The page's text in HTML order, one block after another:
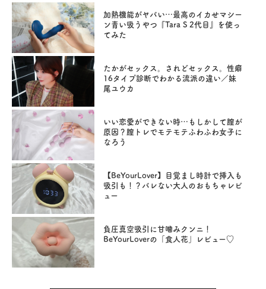
加熱機能がヤバい…最高のイカせマシー
ン青い吸うやつ『Tara S 2代目』を使っ
てみた
たかがセックス。されどセックス。性癖
16タイプ診断でわかる流派の違い／妹
尾ユウカ
いい恋愛ができない時…もしかして膣が
原因？膣トレでモテモテふわふわ女子に
なろう
【BeYourLover】目覚まし時計で挿入も
吸引も！？バレない大人のおもちゃレビ
ュー
負圧真空吸引に甘噛みクンニ！
BeYourLoverの「食人花」レビュー♡